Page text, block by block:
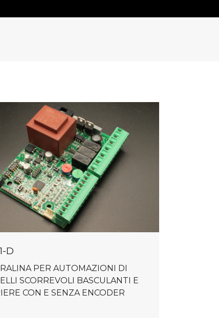
D
PER AUTOMAZIONI DI
SCORREVOLI BASCULANTI E
CON E SENZA ENCODER